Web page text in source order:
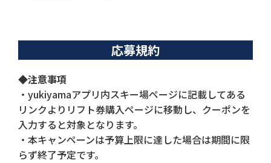
応募規約
◆注意事項
・yukiyamaアプリ内スキー場ページに記載してある
リンクよりリフト券購入ページに移動し、クーポンを
入力すると対象となります。
・本キャンペーンは予算上限に達した場合は期間に限
らず終了予定です。